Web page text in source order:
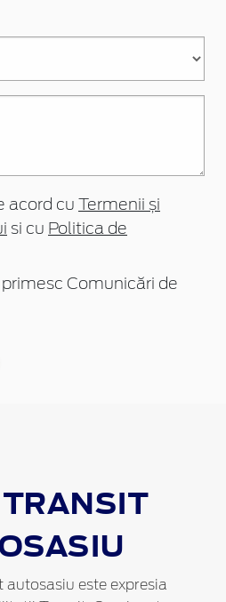
acord cu
Termenii și
si cu Politica de
Comunicări de
TRANSIT
autosasiu este expresia